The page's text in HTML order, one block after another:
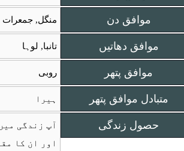
منگل, جمعرات موافق دن
تانبا, لوہا موافق دھاتیں
روبی موافق پتھر
ہیرا متبادل موافق پتھر
آپ زندگی
اور ان کا
حصول زندگی